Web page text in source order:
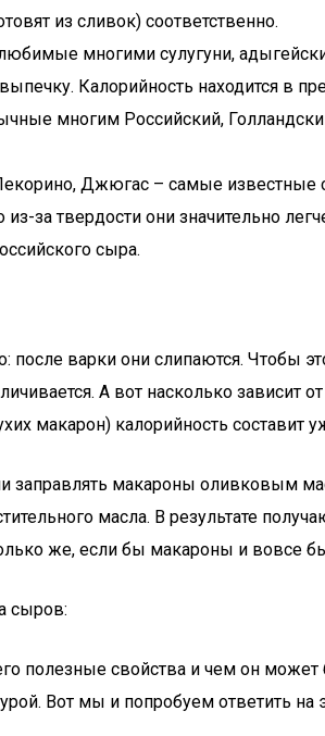
из сливок) соответственно.
многими сулугуни,
Калорийность находится в
многим Российский,
Джюгас – самые известные
за твердости они значительно
сыра.
после варки они слипаются. Чтобы
А вот насколько
макарон) калорийность составит
заправлять макароны оливковым
масла. В результате
же, если бы макароны и вовсе
сыров:
полезные свойства и чем он
Вот мы и попробуем ответить на